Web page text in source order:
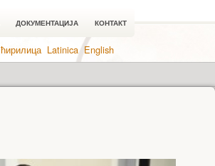
ДОКУМЕНТАЦИЈА КОНТАКТ
ћирилица Latinica English